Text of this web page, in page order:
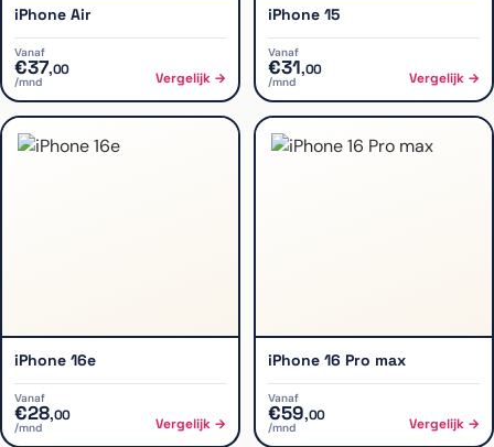
iPhone Air
Vanaf
€37,00
/mnd Vergelijk →
iPhone 15
Vanaf
€31,00
/mnd Vergelijk →
iPhone 16e
Vanaf
€28,00
/mnd Vergelijk →
iPhone 16 Pro max
Vanaf
€59,00
/mnd Vergelijk →